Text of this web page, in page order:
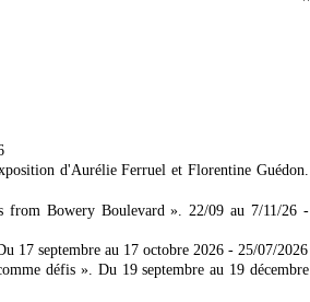
d'Aurélie Ferruel et Florentine Guédon.
from Bowery Boulevard ». 22/09 au 7/11/26 -
17 septembre au 17 octobre 2026 - 25/07/2026
défis ». Du 19 septembre au 19 décembre